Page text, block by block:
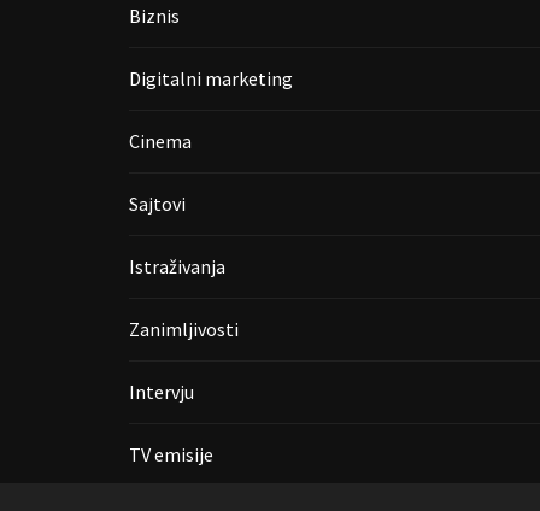
Biznis
Digitalni marketing
Cinema
Sajtovi
Istraživanja
Zanimljivosti
Intervju
TV emisije